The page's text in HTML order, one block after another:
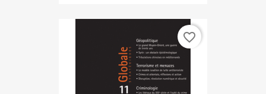
favorite_border